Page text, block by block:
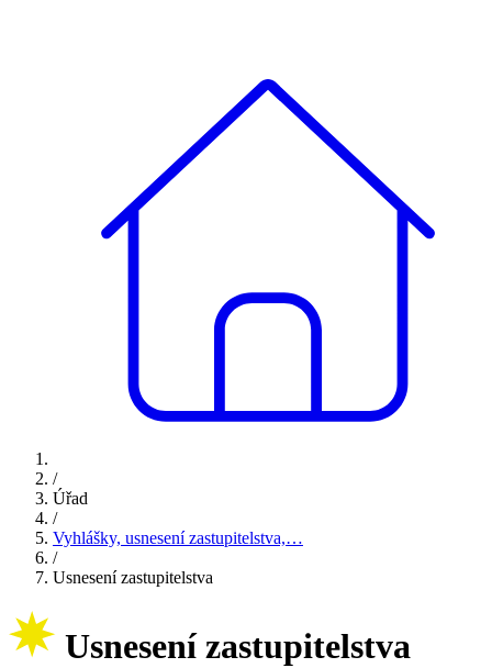
/
Úřad
/
Vyhlášky, usnesení zastupitelstva,…
/
Usnesení zastupitelstva
Usnesení zastupitelstva